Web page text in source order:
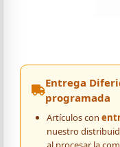
Entrega
programada
Artículos con
nuestro